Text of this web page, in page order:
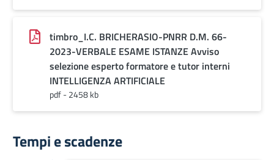
timbro_I.C. BRICHERASIO-PNRR D.M. 66-
2023-VERBALE ESAME ISTANZE Avviso
selezione esperto formatore e tutor interni
INTELLIGENZA ARTIFICIALE
pdf - 2458 kb
Tempi e scadenze